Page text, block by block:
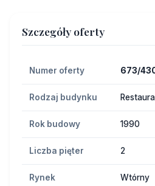
Szczegóły oferty
Numer oferty 673/
Rodzaj budynku
Rok budowy 1990
Liczba pięter 2
Rynek Wtórny